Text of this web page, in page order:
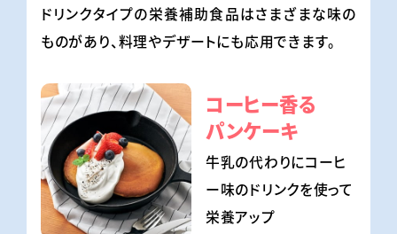
ドリンクタイプの栄養補助食品はさまざまな味の
ものがあり、料理やデザートにも応用できます。
コーヒー香る
パンケーキ
牛乳の代わりにコーヒ
ー味のドリンクを使って
栄養アップ